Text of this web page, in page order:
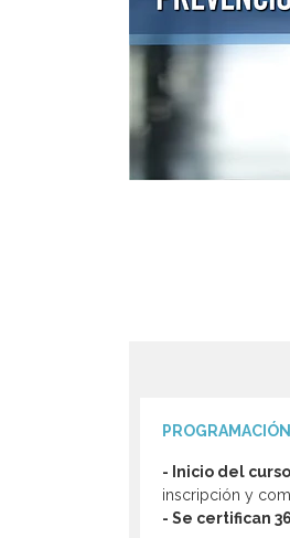
- Inicio del
inscripción y
- Se certifican